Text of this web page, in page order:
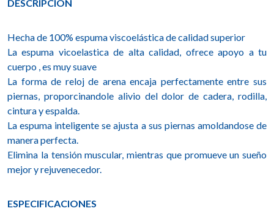
DESCRIPCION
Hecha de 100% espuma viscoelástica de calidad superior
La espuma vicoelastica de alta calidad, ofrece apoyo a tu
cuerpo , es muy suave
La forma de reloj de arena encaja perfectamente entre sus
piernas, proporcinandole alivio del dolor de cadera, rodilla,
cintura y espalda.
La espuma inteligente se ajusta a sus piernas amoldandose de
manera perfecta.
Elimina la tensión muscular, mientras que promueve un sueño
mejor y rejuvenecedor.
ESPECIFICACIONES